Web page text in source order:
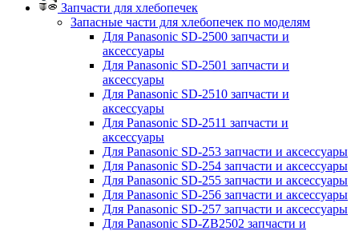
Запчасти для хлебопечек
Запасные части для хлебопечек по моделям
Для Panasonic SD-2500 запчасти и
аксессуары
Для Panasonic SD-2501 запчасти и
аксессуары
Для Panasonic SD-2510 запчасти и
аксессуары
Для Panasonic SD-2511 запчасти и
аксессуары
Для Panasonic SD-253 запчасти и аксессуары
Для Panasonic SD-254 запчасти и аксессуары
Для Panasonic SD-255 запчасти и аксессуары
Для Panasonic SD-256 запчасти и аксессуары
Для Panasonic SD-257 запчасти и аксессуары
Для Panasonic SD-ZB2502 запчасти и